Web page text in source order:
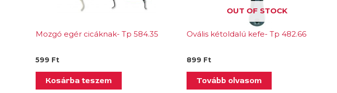
Mozgó egér cicáknak- Tp 584.35
599 Ft
Kosárba teszem
OUT OF STOCK
Ovális kétoldalú kefe- Tp 482.66
899 Ft
Tovább olvasom